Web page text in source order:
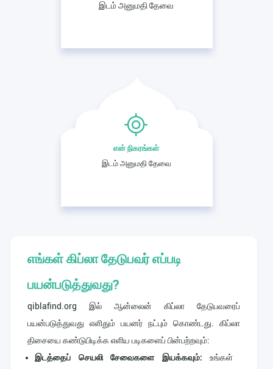
இடம் அனுமதி தேவை
என் நிகரங்கள்
இடம் அனுமதி தேவை
எங்கள் கிப்லா தேடுபவர் எப்படி
பயன்படுத்துவது?
qiblafind.org இல் ஆன்லைன் கிப்லா தேடுபவரைப்
பயன்படுத்துவது எளிதும் பயனர் நட்பும் கொண்டது. கிப்லா
திசையை கண்டுபிடிக்க எளிய படிகளைப் பின்பற்றவும்:
இடத்தைப் செயலி சேவைகளை இயக்கவும்: உங்கள்